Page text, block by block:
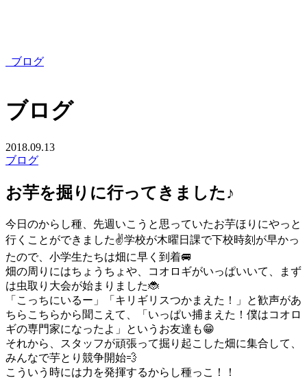
ブログ
ブログ
2018.09.13
ブログ
お芋を掘りに行ってきました♪
今日のからし種、先週いこうと思っていたお芋ほりにやっと
行くことができました✌学校が木曜日課で下校時刻が早かっ
たので、小学生たちは畑に早く到着🚐
畑の周りにはちょうちょや、コオロギがいっぱいいて、まず
は虫取り大会が始まりました🐞
「こっちにいるー」「キリギリスつかまえた！」と歓声があ
ちらこちらから聞こえて、「いっぱい捕まえた！僕はコオロ
ギの専門家になったよ」というお友達も😁
それから、スタッフが頑張って掘り起こした畑に集合して、
みんなで芋とり競争開始💨
こういう時には力を発揮するからし種っこ！！